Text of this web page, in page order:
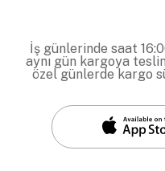
İş günlerinde saat
aynı gün kargoya
özel günlerde kargo